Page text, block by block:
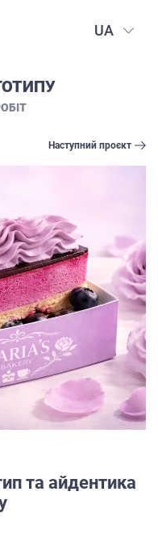
UA
Наступний проєкт
та айдентика